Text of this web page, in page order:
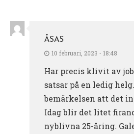
ÅSAS
10 februari, 2023 - 18:48
Har precis klivit av
satsar på en ledig
bemärkelsen att det
Idag blir det litet
nyblivna 25-åring.